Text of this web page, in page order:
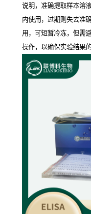
说明，准确提取样本溶
内使用，过期则失去准
用，可短暂冷冻，但需
操作，以确保实验结果的